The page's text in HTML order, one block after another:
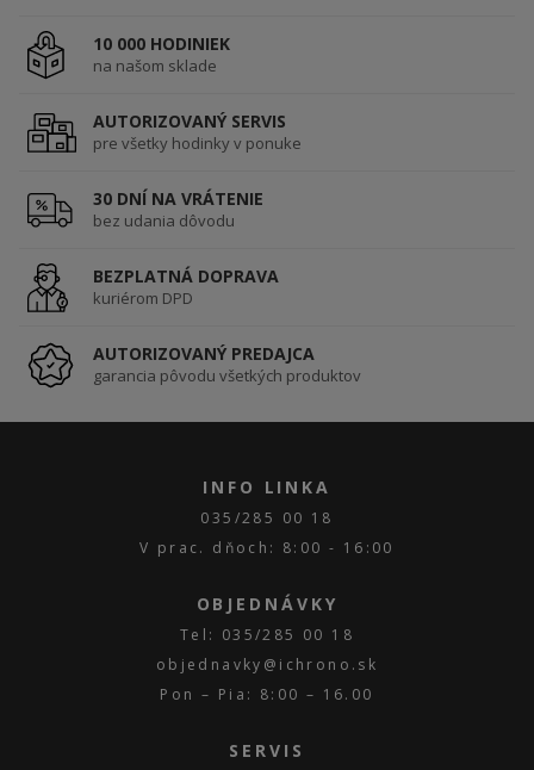
10 000 HODINIEK
na našom sklade
AUTORIZOVANÝ SERVIS
pre všetky hodinky v ponuke
30 DNÍ NA VRÁTENIE
bez udania dôvodu
BEZPLATNÁ DOPRAVA
kuriérom DPD
AUTORIZOVANÝ PREDAJCA
garancia pôvodu všetkých produktov
INFO LINKA
035/285 00 18
V prac. dňoch: 8:00 - 16:00
OBJEDNÁVKY
Tel: 035/285 00 18
objednavky@ichrono.sk
Pon – Pia: 8:00 – 16.00
SERVIS